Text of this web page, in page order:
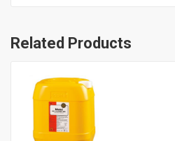
Related Products